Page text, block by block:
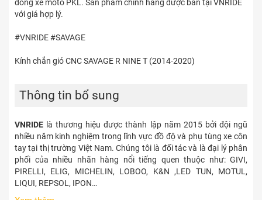
dòng xe moto PKL. Sản phẩm chính hãng được bán tại VNRIDE
với giá hợp lý.
#VNRIDE #SAVAGE
Kính chắn gió CNC SAVAGE R NINE T (2014-2020)
Thông tin bổ sung
VNRIDE là thương hiệu được thành lập năm 2015 bởi đội ngũ
nhiều năm kinh nghiệm trong lĩnh vực đồ độ và phụ tùng xe côn
tay tại thị trường Việt Nam. Chúng tôi là đối tác và là đại lý phân
phối của nhiều nhãn hàng nổi tiếng quen thuộc như: GIVI,
PIRELLI, ELIG, MICHELIN, LOBOO, K&N ,LED TUN, MOTUL,
LIQUI, REPSOL, IPON…